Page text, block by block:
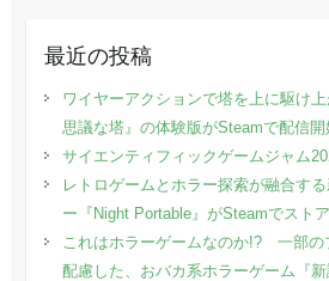
最近の投稿
ワイヤーアクションで塔を上に駆け
思議な塔』の体験版がSteamで配信開
サイエンティフィックゲームジャム
レトロゲームとホラー探索が融合す
ー『Night Portable』がSteamでスト
これはホラーゲームなのか!? 一部の
配慮した、おバカ系ホラーゲーム『新